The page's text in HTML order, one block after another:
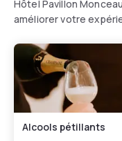
Hôtel Pavillon
améliorer votre
Alcools pétillants